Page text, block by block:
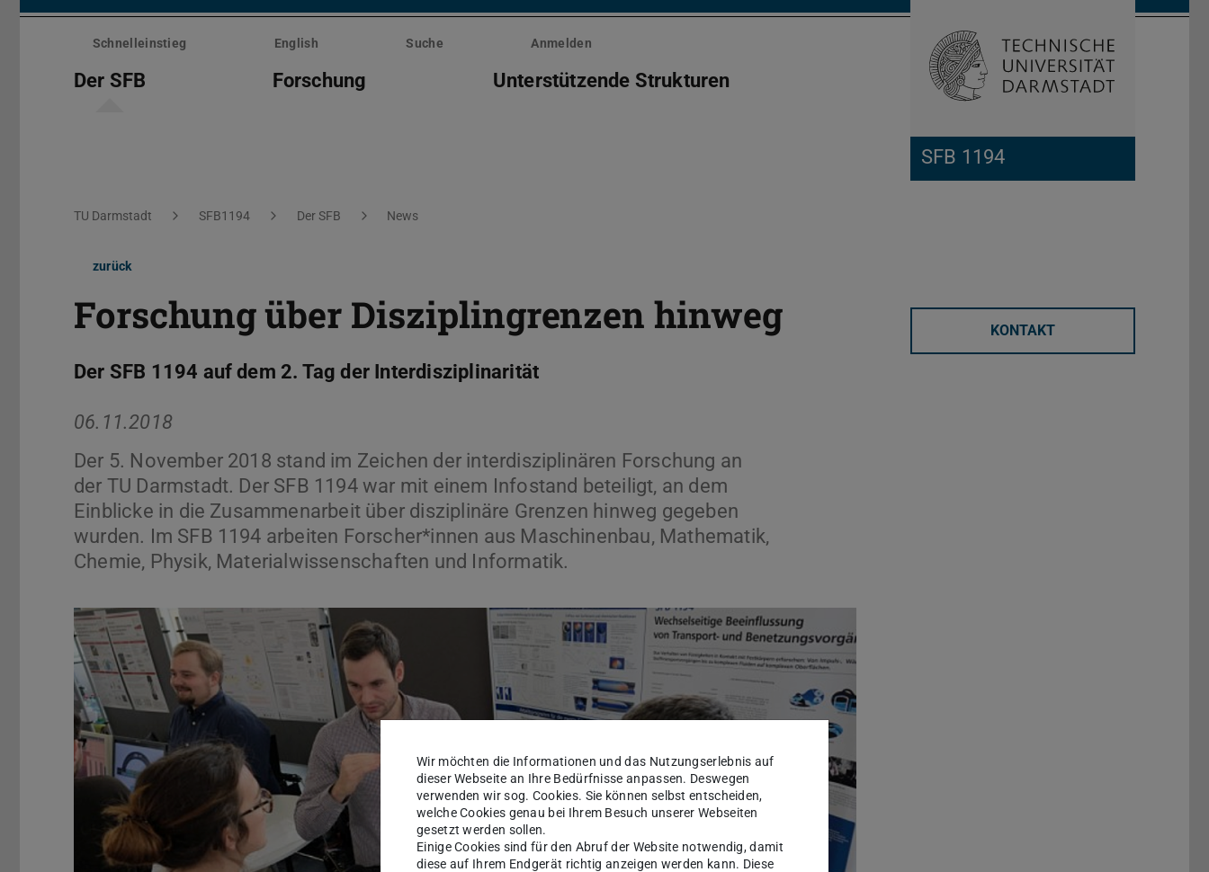
Menü
überspringen
SFB 1194
Schnelleinstieg English Suche Anmelden
Der SFB Forschung Unterstützende Strukturen Suche öffnen
Sie befinden sich hier:
TU Darmstadt SFB1194 Der SFB News
zurück
Forschung über Disziplingrenzen hinweg
Der SFB 1194 auf dem 2. Tag der Interdisziplinarität
06.11.2018
Der 5. November 2018 stand im Zeichen der interdisziplinären Forschung an
der TU Darmstadt. Der SFB 1194 war mit einem Infostand beteiligt, an dem
Einblicke in die Zusammenarbeit über disziplinäre Grenzen hinweg gegeben
wurden. Im SFB 1194 arbeiten Forscher*innen aus Maschinenbau, Mathematik,
Chemie, Physik, Materialwissenschaften und Informatik.
KONTAKT
Wir möchten die Informationen und das Nutzungserlebnis auf
dieser Webseite an Ihre Bedürfnisse anpassen. Deswegen
verwenden wir sog. Cookies. Sie können selbst entscheiden,
welche Cookies genau bei Ihrem Besuch unserer Webseiten
gesetzt werden sollen.
Einige Cookies sind für den Abruf der Website notwendig, damit
diese auf Ihrem Endgerät richtig anzeigen werden kann. Diese